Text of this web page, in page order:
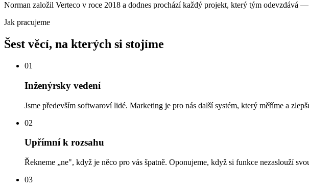
Norman založil Verteco v roce 2018 a dodnes prochází každý projekt, který tým odevzdává
Jak pracujeme
Šest věcí, na kterých si stojíme
01
Inženýrsky vedení
Jsme především softwaroví lidé. Marketing je pro nás další systém, který měříme a
02
Upřímní k rozsahu
Řekneme „ne", když je něco pro vás špatně. Oponujeme, když si funkce nezaslouží
03